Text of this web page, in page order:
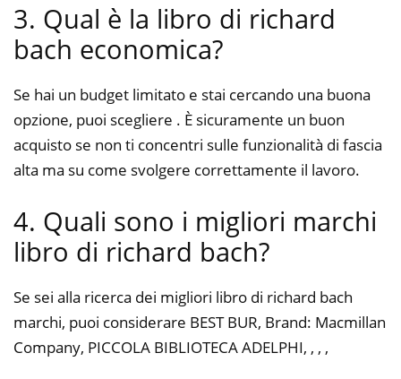
3. Qual è la libro di richard
bach economica?
Se hai un budget limitato e stai cercando una buona
opzione, puoi scegliere . È sicuramente un buon
acquisto se non ti concentri sulle funzionalità di fascia
alta ma su come svolgere correttamente il lavoro.
4. Quali sono i migliori marchi
libro di richard bach?
Se sei alla ricerca dei migliori libro di richard bach
marchi, puoi considerare BEST BUR, Brand: Macmillan
Company, PICCOLA BIBLIOTECA ADELPHI, , , ,